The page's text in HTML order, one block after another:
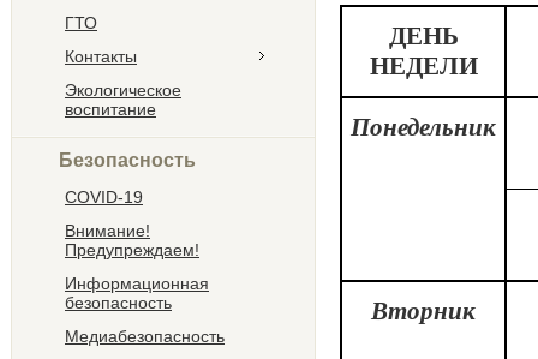
ГТО
Контакты
Экологическое
воспитание
Безопасность
COVID-19
Внимание!
Предупреждаем!
Информационная
безопасность
Медиабезопасность
ДЕНЬ
НЕДЕЛИ
Понедельник
Вторник